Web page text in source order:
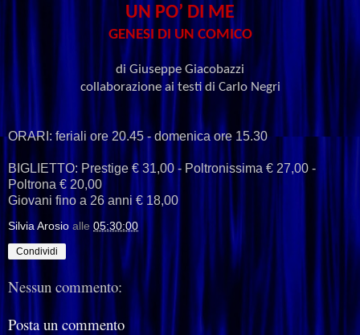
UN PO’ DI ME
GENESI DI UN COMICO
di Giuseppe Giacobazzi
collaborazione ai testi di Carlo Negri
ORARI: feriali ore 20.45 - domenica ore 15.30
BIGLIETTO: Prestige € 31,00 - Poltronissima € 27,00 -
Poltrona € 20,00
Giovani fino a 26 anni € 18,00
Silvia Arosio alle 05:30:00
Condividi
Nessun commento:
Posta un commento